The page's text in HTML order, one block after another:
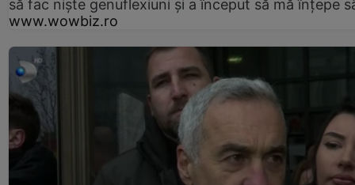
să fac niște genuflexiuni și a început să mă înțepe
www.wowbiz.ro